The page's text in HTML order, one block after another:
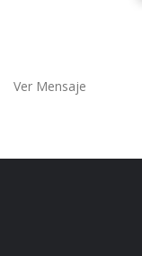
Ver Mensaje